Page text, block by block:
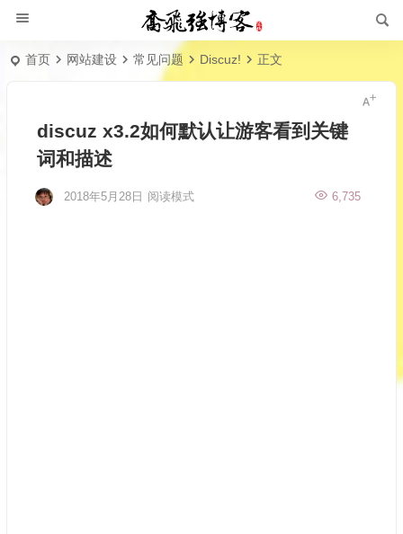
首页 网站建设 常见问题 Discuz! 正文
discuz x3.2如何默认让游客看到关键
词和描述
2018年5月28日 6,735
阅读模式